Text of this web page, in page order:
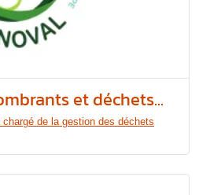
et déchets...
de la gestion des déchets